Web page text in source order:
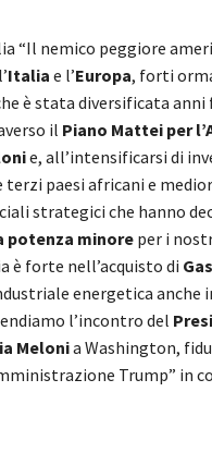
“Il nemico peggiore
Italia e l’Europa, forti
è stata diversificata anni
il Piano Mattei per
e, all’intensificarsi di
terzi paesi africani e
strategici che hanno
potenza minore per i
è forte nell’acquisto di Gas
energetica anche
l’incontro del
Melonia Washington,
Trump” in